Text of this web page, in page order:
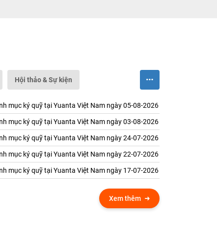
Hội thảo & Sự kiện
mục ký quỹ tại Yuanta Việt Nam ngày 05-08-2026
mục ký quỹ tại Yuanta Việt Nam ngày 03-08-2026
mục ký quỹ tại Yuanta Việt Nam ngày 24-07-2026
mục ký quỹ tại Yuanta Việt Nam ngày 22-07-2026
mục ký quỹ tại Yuanta Việt Nam ngày 17-07-2026
Xem thêm